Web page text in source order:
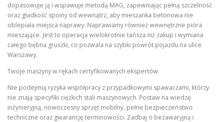
dopasowuje ją i wspawuje metodą MAG, zapewniając pełną szczelność
oraz gładkość spoiny od wewnątrz, aby mieszanka betonowa nie
oblepiała miejsca naprawy. Naprawiamy również wewnętrzne pióra
mieszające. Jest to operacja wielokrotnie tańsza niż zakup i wymiana
całego bębna gruszki, co pozwala na szybki powrót pojazdu na ulice
Warszawy.
Twoje maszyny w rękach certyfikowanych ekspertów
Nie podejmuj ryzyka współpracy z przypadkowymi spawaczami, którzy
nie znają specyfiki ciężkich stali maszynowych. Postaw na wiedzę
inżynieryjną, nowoczesny sprzęt mobilny, pełne bezpieczeństwo
techniczne oraz gwarancję terminowości. Zadbaj o bezawaryjną i